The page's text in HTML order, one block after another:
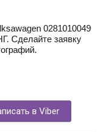
0281010049
Сделайте заявку
в Viber